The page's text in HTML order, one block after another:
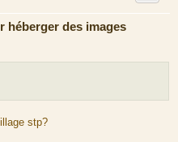
héberger des images
stp?